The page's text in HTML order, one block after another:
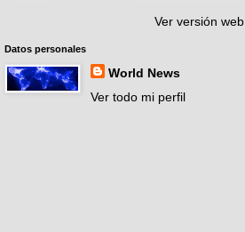
Ver versión web
Datos personales
World News
Ver todo mi perfil